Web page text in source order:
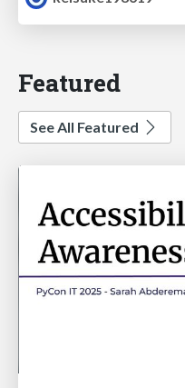
Featured
See All Featured